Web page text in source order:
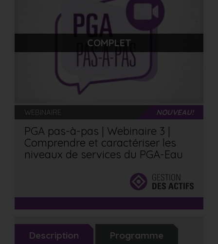
COMPLET
WEBINAIRE NOUVEAU!
PGA pas-à-pas | Webinaire 3 |
Comprendre et caractériser les
niveaux de services du PGA-Eau
Description Programme